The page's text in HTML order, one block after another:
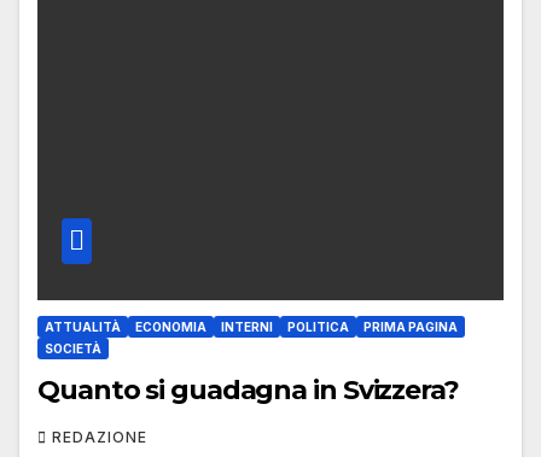
ATTUALITÀ ECONOMIA INTERNI POLITICA
PRIMA PAGINA
SOCIETÀ
Quanto si guadagna in Svizzera?
REDAZIONE